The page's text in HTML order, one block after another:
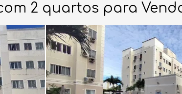
2 quartos para